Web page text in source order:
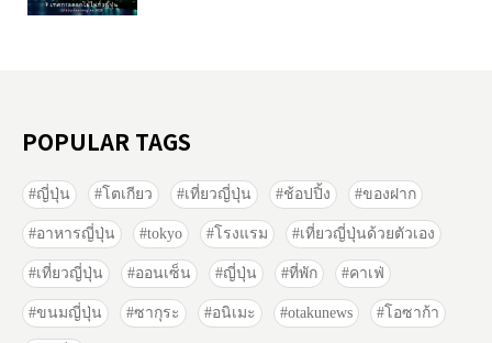
POPULAR TAGS
ญี่ปุ่น โตเกียว เที่ยวญี่ปุ่น ช้อปปิ้ง ของฝาก
อาหารญี่ปุ่น tokyo โรงแรม เที่ยวญี่ปุ่นด้วยตัวเอง
เที่ยวญี่ปุ่น ออนเซ็น ญี่ปุ่น ที่พัก คาเฟ่
ขนมญี่ปุ่น ซากุระ อนิเมะ otakunews โอซาก้า